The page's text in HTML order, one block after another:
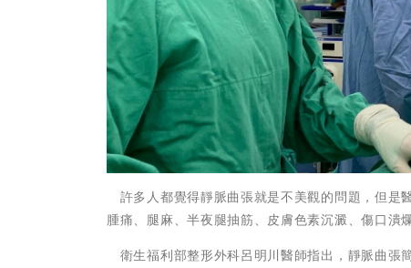
許多人都覺得靜脈曲張就是不美觀的問題，但是
腫痛、腿麻、半夜腿抽筋、皮膚色素沉澱、傷口潰
衛生福利部整形外科呂明川醫師指出，靜脈曲張